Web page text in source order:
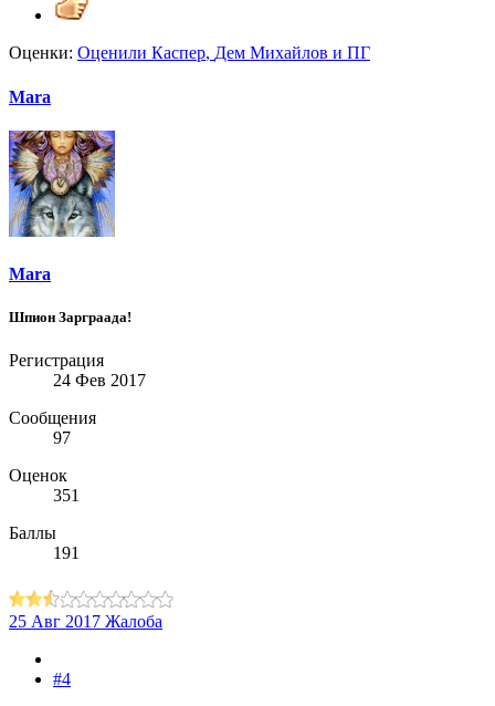
Оценки: Оценили Каспер, Дем Михайлов и ПГ
Mara
Mara
Шпион Зарграада!
Регистрация
24 Фев 2017
Сообщения
97
Оценок
351
Баллы
191
25 Авг 2017 Жалоба
#4